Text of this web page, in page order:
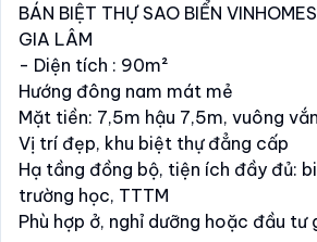
BÁN BIỆT THỰ SAO BIỂN
GIA LÂM
- Diện tích : 90m²
Hướng đông nam mát mẻ
Mặt tiền: 7,5m hậu 7,5m, vuông vắn
Vị trí đẹp, khu biệt thự đẳng cấp
Hạ tầng đồng bộ, tiện ích đầy đủ:
trường học, TTTM
Phù hợp ở, nghỉ dưỡng hoặc đầu tư